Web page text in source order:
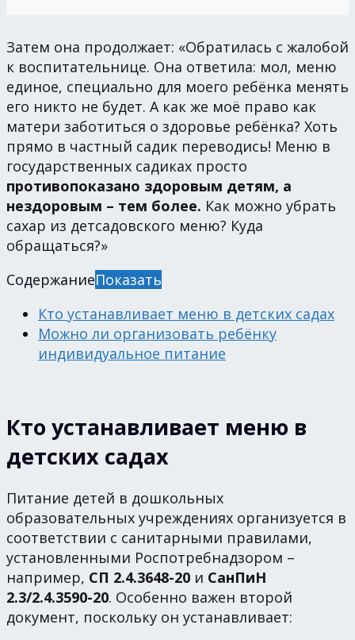
Затем она продолжает: «Обратилась с жалобой
к воспитательнице. Она ответила: мол, меню
единое, специально для моего ребёнка менять
его никто не будет. А как же моё право как
матери заботиться о здоровье ребёнка? Хоть
прямо в частный садик переводись! Меню в
государственных садиках просто
противопоказано здоровым детям, а
нездоровым – тем более. Как можно убрать
сахар из детсадовского меню? Куда
обращаться?»
СодержаниеПоказать
Кто устанавливает меню в детских садах
Можно ли организовать ребёнку
индивидуальное питание
Кто устанавливает меню в
детских садах
Питание детей в дошкольных
образовательных учреждениях организуется в
соответствии с санитарными правилами,
установленными Роспотребнадзором –
например, СП 2.4.3648-20 и СанПиН
2.3/2.4.3590-20. Особенно важен второй
документ, поскольку он устанавливает: